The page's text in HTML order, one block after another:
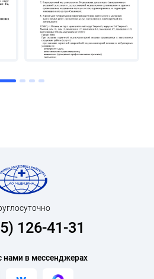
126-41-31
нами в мессенджерах